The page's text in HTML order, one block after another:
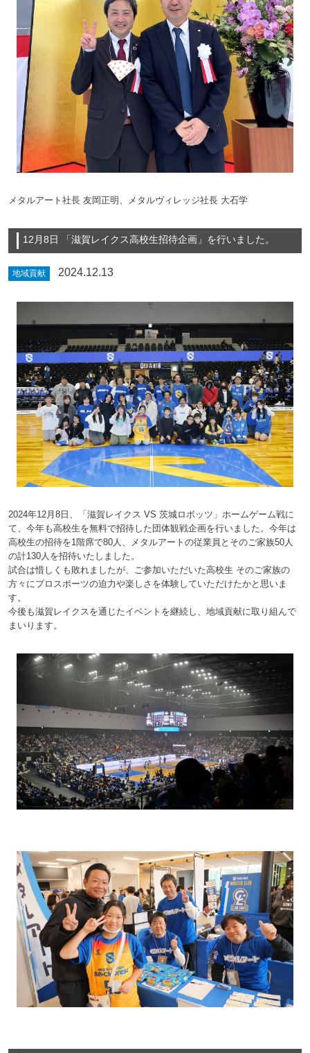
メタルアート社長 友岡正明、メタルヴィレッジ社長 大石学
12月8日 「滋賀レイクス高校生招待企画」を行いました。
地域貢献 2024.12.13
2024年12月8日、「滋賀レイクス VS 茨城ロボッツ」ホームゲーム戦に
て、今年も高校生を無料で招待した団体観戦企画を行いました。今年は
高校生の招待を1階席で80人、メタルアートの従業員とそのご家族50人
の計130人を招待いたしました。
試合は惜しくも敗れましたが、ご参加いただいた高校生 そのご家族の
方々にプロスポーツの迫力や楽しさを体験していただけたかと思いま
す。
今後も滋賀レイクスを通じたイベントを継続し、地域貢献に取り組んで
まいります。